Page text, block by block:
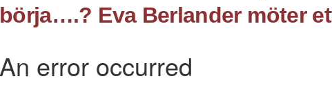
börja….? Eva Berlander möter